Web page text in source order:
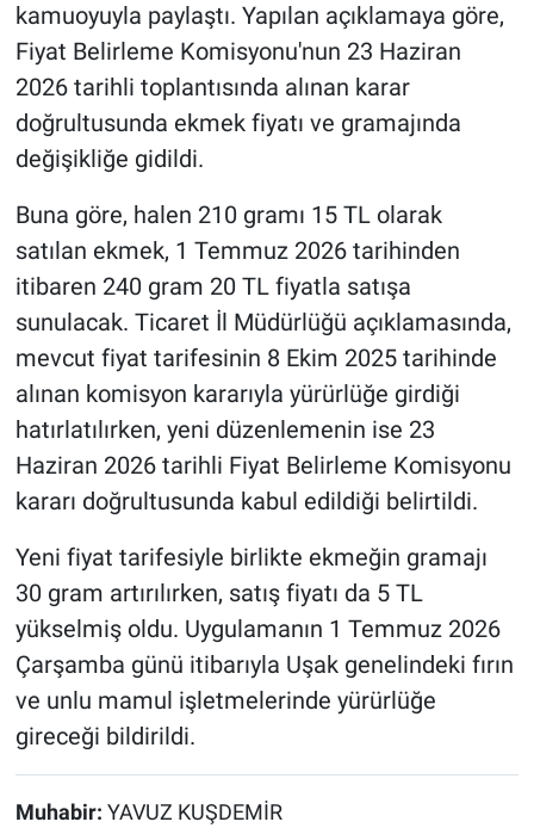
kamuoyuyla paylaştı. Yapılan açıklamaya göre,
Fiyat Belirleme Komisyonu'nun 23 Haziran
2026 tarihli toplantısında alınan karar
doğrultusunda ekmek fiyatı ve gramajında
değişikliğe gidildi.
Buna göre, halen 210 gramı 15 TL olarak
satılan ekmek, 1 Temmuz 2026 tarihinden
itibaren 240 gram 20 TL fiyatla satışa
sunulacak. Ticaret İl Müdürlüğü açıklamasında,
mevcut fiyat tarifesinin 8 Ekim 2025 tarihinde
alınan komisyon kararıyla yürürlüğe girdiği
hatırlatılırken, yeni düzenlemenin ise 23
Haziran 2026 tarihli Fiyat Belirleme Komisyonu
kararı doğrultusunda kabul edildiği belirtildi.
Yeni fiyat tarifesiyle birlikte ekmeğin gramajı
30 gram artırılırken, satış fiyatı da 5 TL
yükselmiş oldu. Uygulamanın 1 Temmuz 2026
Çarşamba günü itibarıyla Uşak genelindeki fırın
ve unlu mamul işletmelerinde yürürlüğe
gireceği bildirildi.
Muhabir: YAVUZ KUŞDEMİR